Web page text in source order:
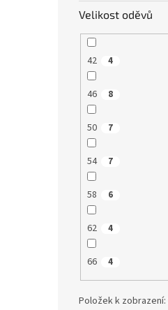
Velikost oděvů
42 4
46 8
50 7
54 7
58 6
62 4
66 4
Položek k zobrazení: